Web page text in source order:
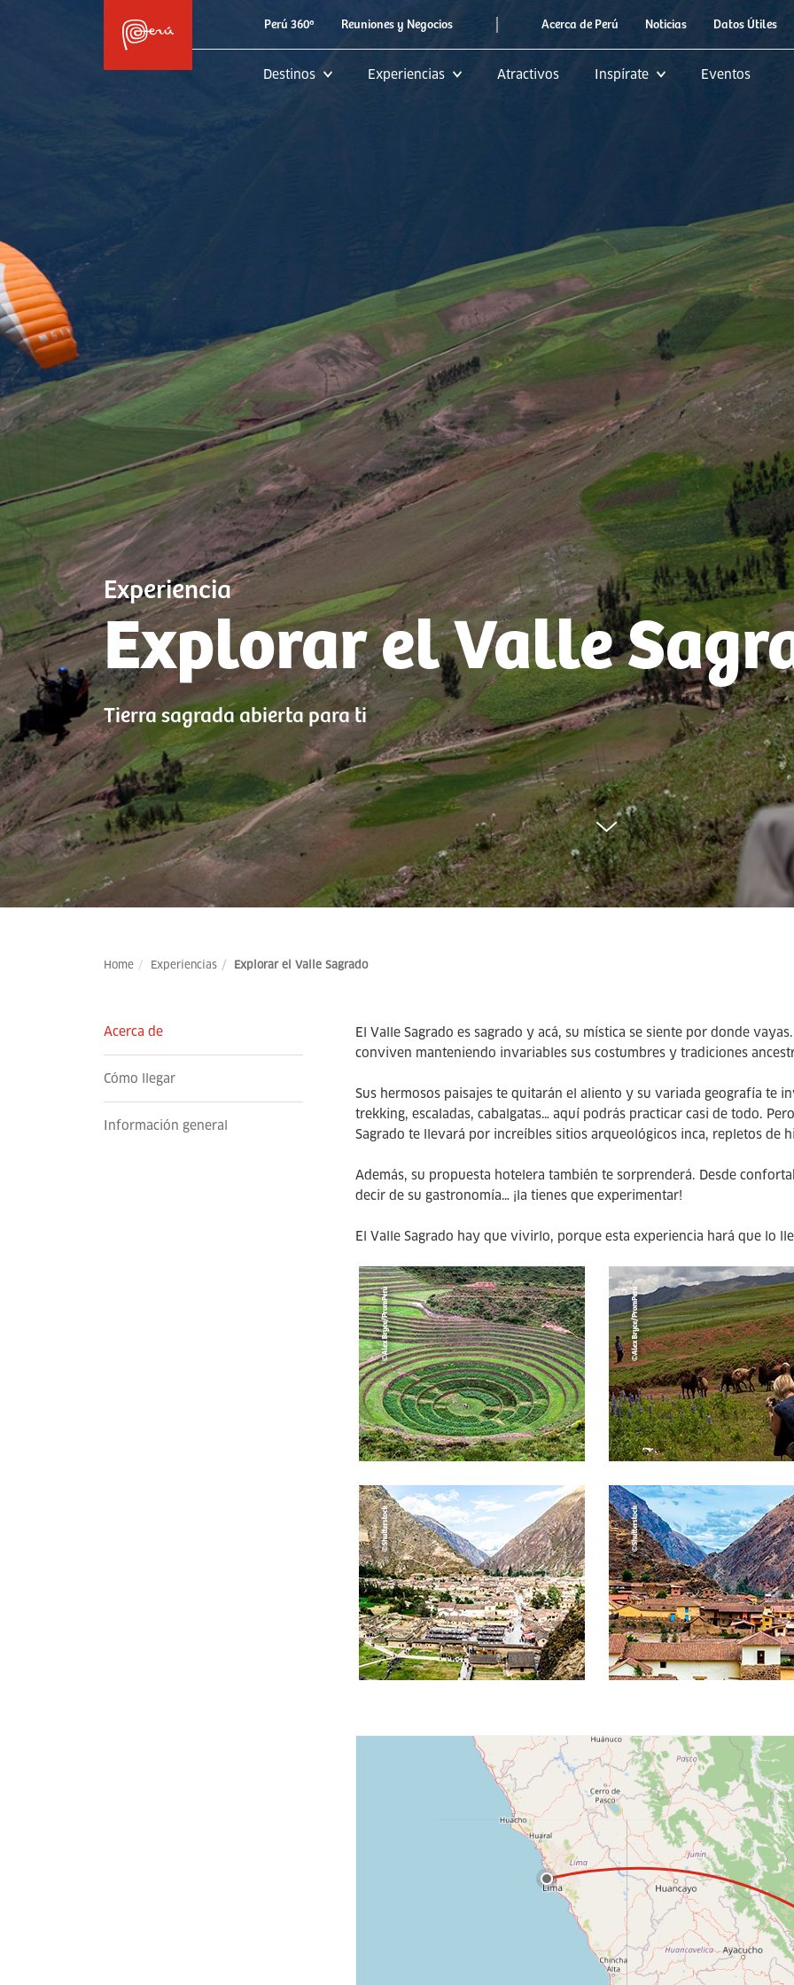
Perú 360º Reuniones y Negocios | Acerca de Perú Noticias Datos Útiles
Destinos Experiencias Atractivos Inspírate Eventos
Experiencia
Explorar el Valle
Tierra sagrada abierta para ti
Home Experiencias Explorar el Valle Sagrado
Acerca de
Cómo llegar
Información general
El Valle Sagrado es sagrado y acá, su mística se siente por donde
conviven manteniendo invariables sus costumbres y tradiciones
Sus hermosos paisajes te quitarán el aliento y su variada geografía te
trekking, escaladas, cabalgatas… aquí podrás practicar casi de todo.
Sagrado te llevará por increíbles sitios arqueológicos inca, repletos de
Además, su propuesta hotelera también te sorprenderá. Desde
decir de su gastronomía… ¡la tienes que experimentar!
El Valle Sagrado hay que vivirlo, porque esta experiencia hará que lo